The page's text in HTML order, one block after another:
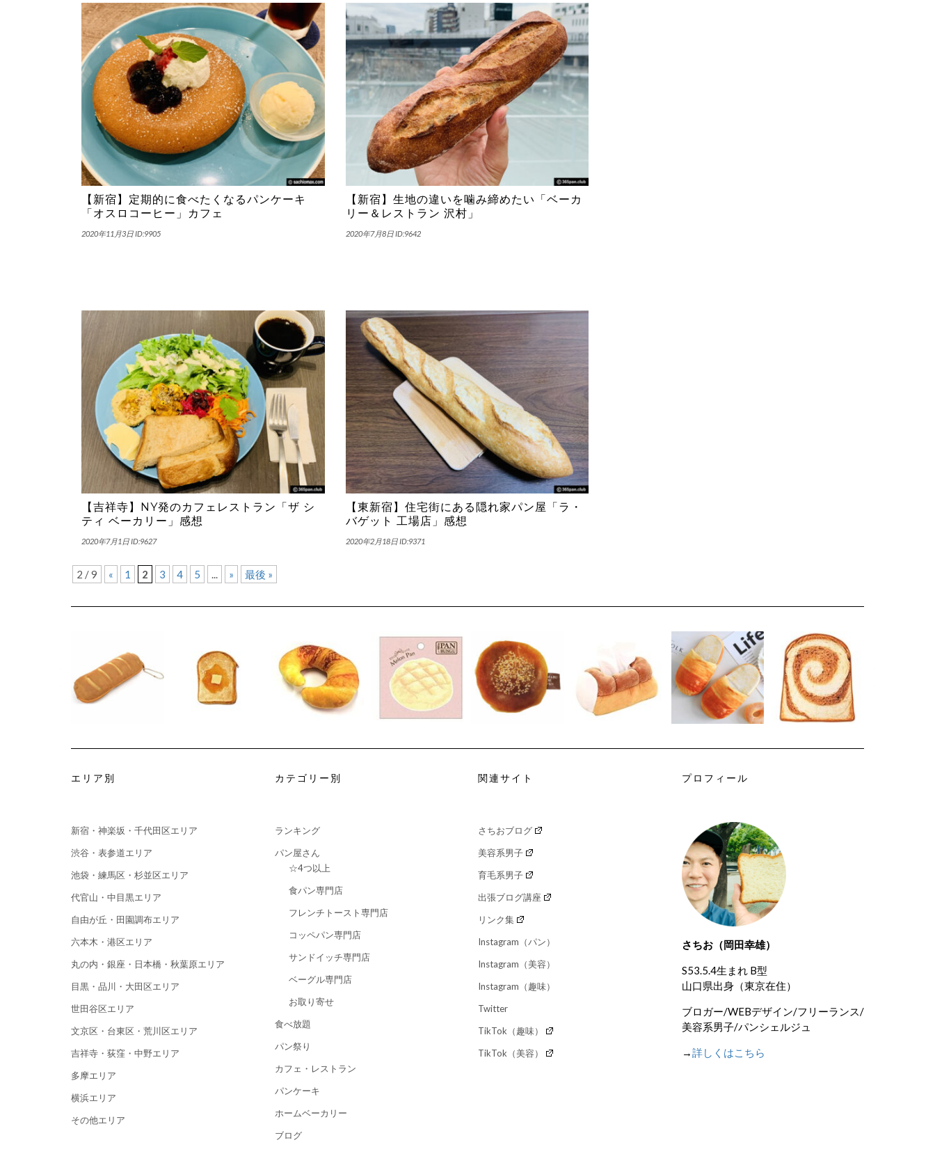
【新宿】定期的に食べたくなるパンケーキ
「オスロコーヒー」カフェ
2020年11月3日 ID:9905
【新宿】生地の違いを噛み締めたい「ベーカ
リー＆レストラン 沢村」
2020年7月8日 ID:9642
【吉祥寺】NY発のカフェレストラン「ザ シ
ティ ベーカリー」感想
2020年7月1日 ID:9627
【東新宿】住宅街にある隠れ家パン屋「ラ・
バゲット 工場店」感想
2020年2月18日 ID:9371
2 / 9 « 1 2 3 4 5 ... » 最後 »
エリア別
新宿・神楽坂・千代田区エリア
渋谷・表参道エリア
池袋・練馬区・杉並区エリア
代官山・中目黒エリア
自由が丘・田園調布エリア
六本木・港区エリア
丸の内・銀座・日本橋・秋葉原エリア
目黒・品川・大田区エリア
世田谷区エリア
文京区・台東区・荒川区エリア
吉祥寺・荻窪・中野エリア
多摩エリア
横浜エリア
その他エリア
カテゴリー別
ランキング
パン屋さん
☆4つ以上
食パン専門店
フレンチトースト専門店
コッペパン専門店
サンドイッチ専門店
ベーグル専門店
お取り寄せ
食べ放題
パン祭り
カフェ・レストラン
パンケーキ
ホームベーカリー
ブログ
関連サイト
さちおブログ
美容系男子
育毛系男子
出張ブログ講座
リンク集
Instagram（パン）
Instagram（美容）
Instagram（趣味）
Twitter
TikTok（趣味）
TikTok（美容）
プロフィール
さちお（岡田幸雄）
S53.5.4生まれ B型
山口県出身（東京在住）
ブロガー/WEBデザイン/フリーランス/
美容系男子/パンシェルジュ
→詳しくはこちら